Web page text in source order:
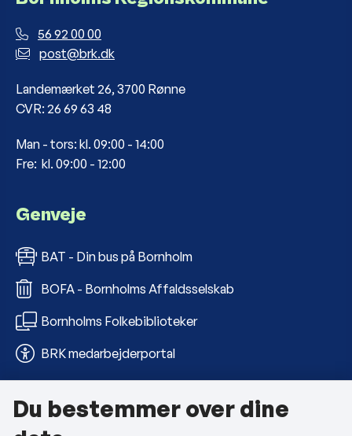
56 92 00 00
post@brk.dk
Landemærket 26, 3700 Rønne
CVR: 26 69 63 48
Man - tors: kl. 09:00 - 14:00
Fre: kl. 09:00 - 12:00
Genveje
BAT - Din bus på Bornholm
BOFA - Bornholms Affaldsselskab
Bornholms Folkebiblioteker
BRK medarbejderportal
Om kommunen
Du bestemmer over dine